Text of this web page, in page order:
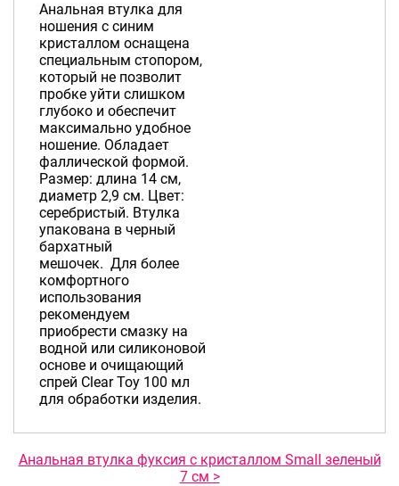
Анальная втулка для
ношения с синим
кристаллом оснащена
специальным стопором,
который не позволит
пробке уйти слишком
глубоко и обеспечит
максимально удобное
ношение. Обладает
фаллической формой.
Размер: длина 14 см,
диаметр 2,9 см. Цвет:
серебристый. Втулка
упакована в черный
бархатный
мешочек. Для более
комфортного
использования
рекомендуем
приобрести смазку на
водной или силиконовой
основе и очищающий
спрей Clear Toy 100 мл
для обработки изделия.
Анальная втулка фуксия с кристаллом Small зеленый
7 см >